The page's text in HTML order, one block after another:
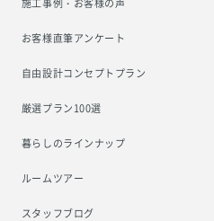
施工事例・お客様の声
お客様直筆アンケート
自由設計コンセプトプラン
厳選プラン100選
暮らしのラインナップ
ルームツアー
スタッフブログ